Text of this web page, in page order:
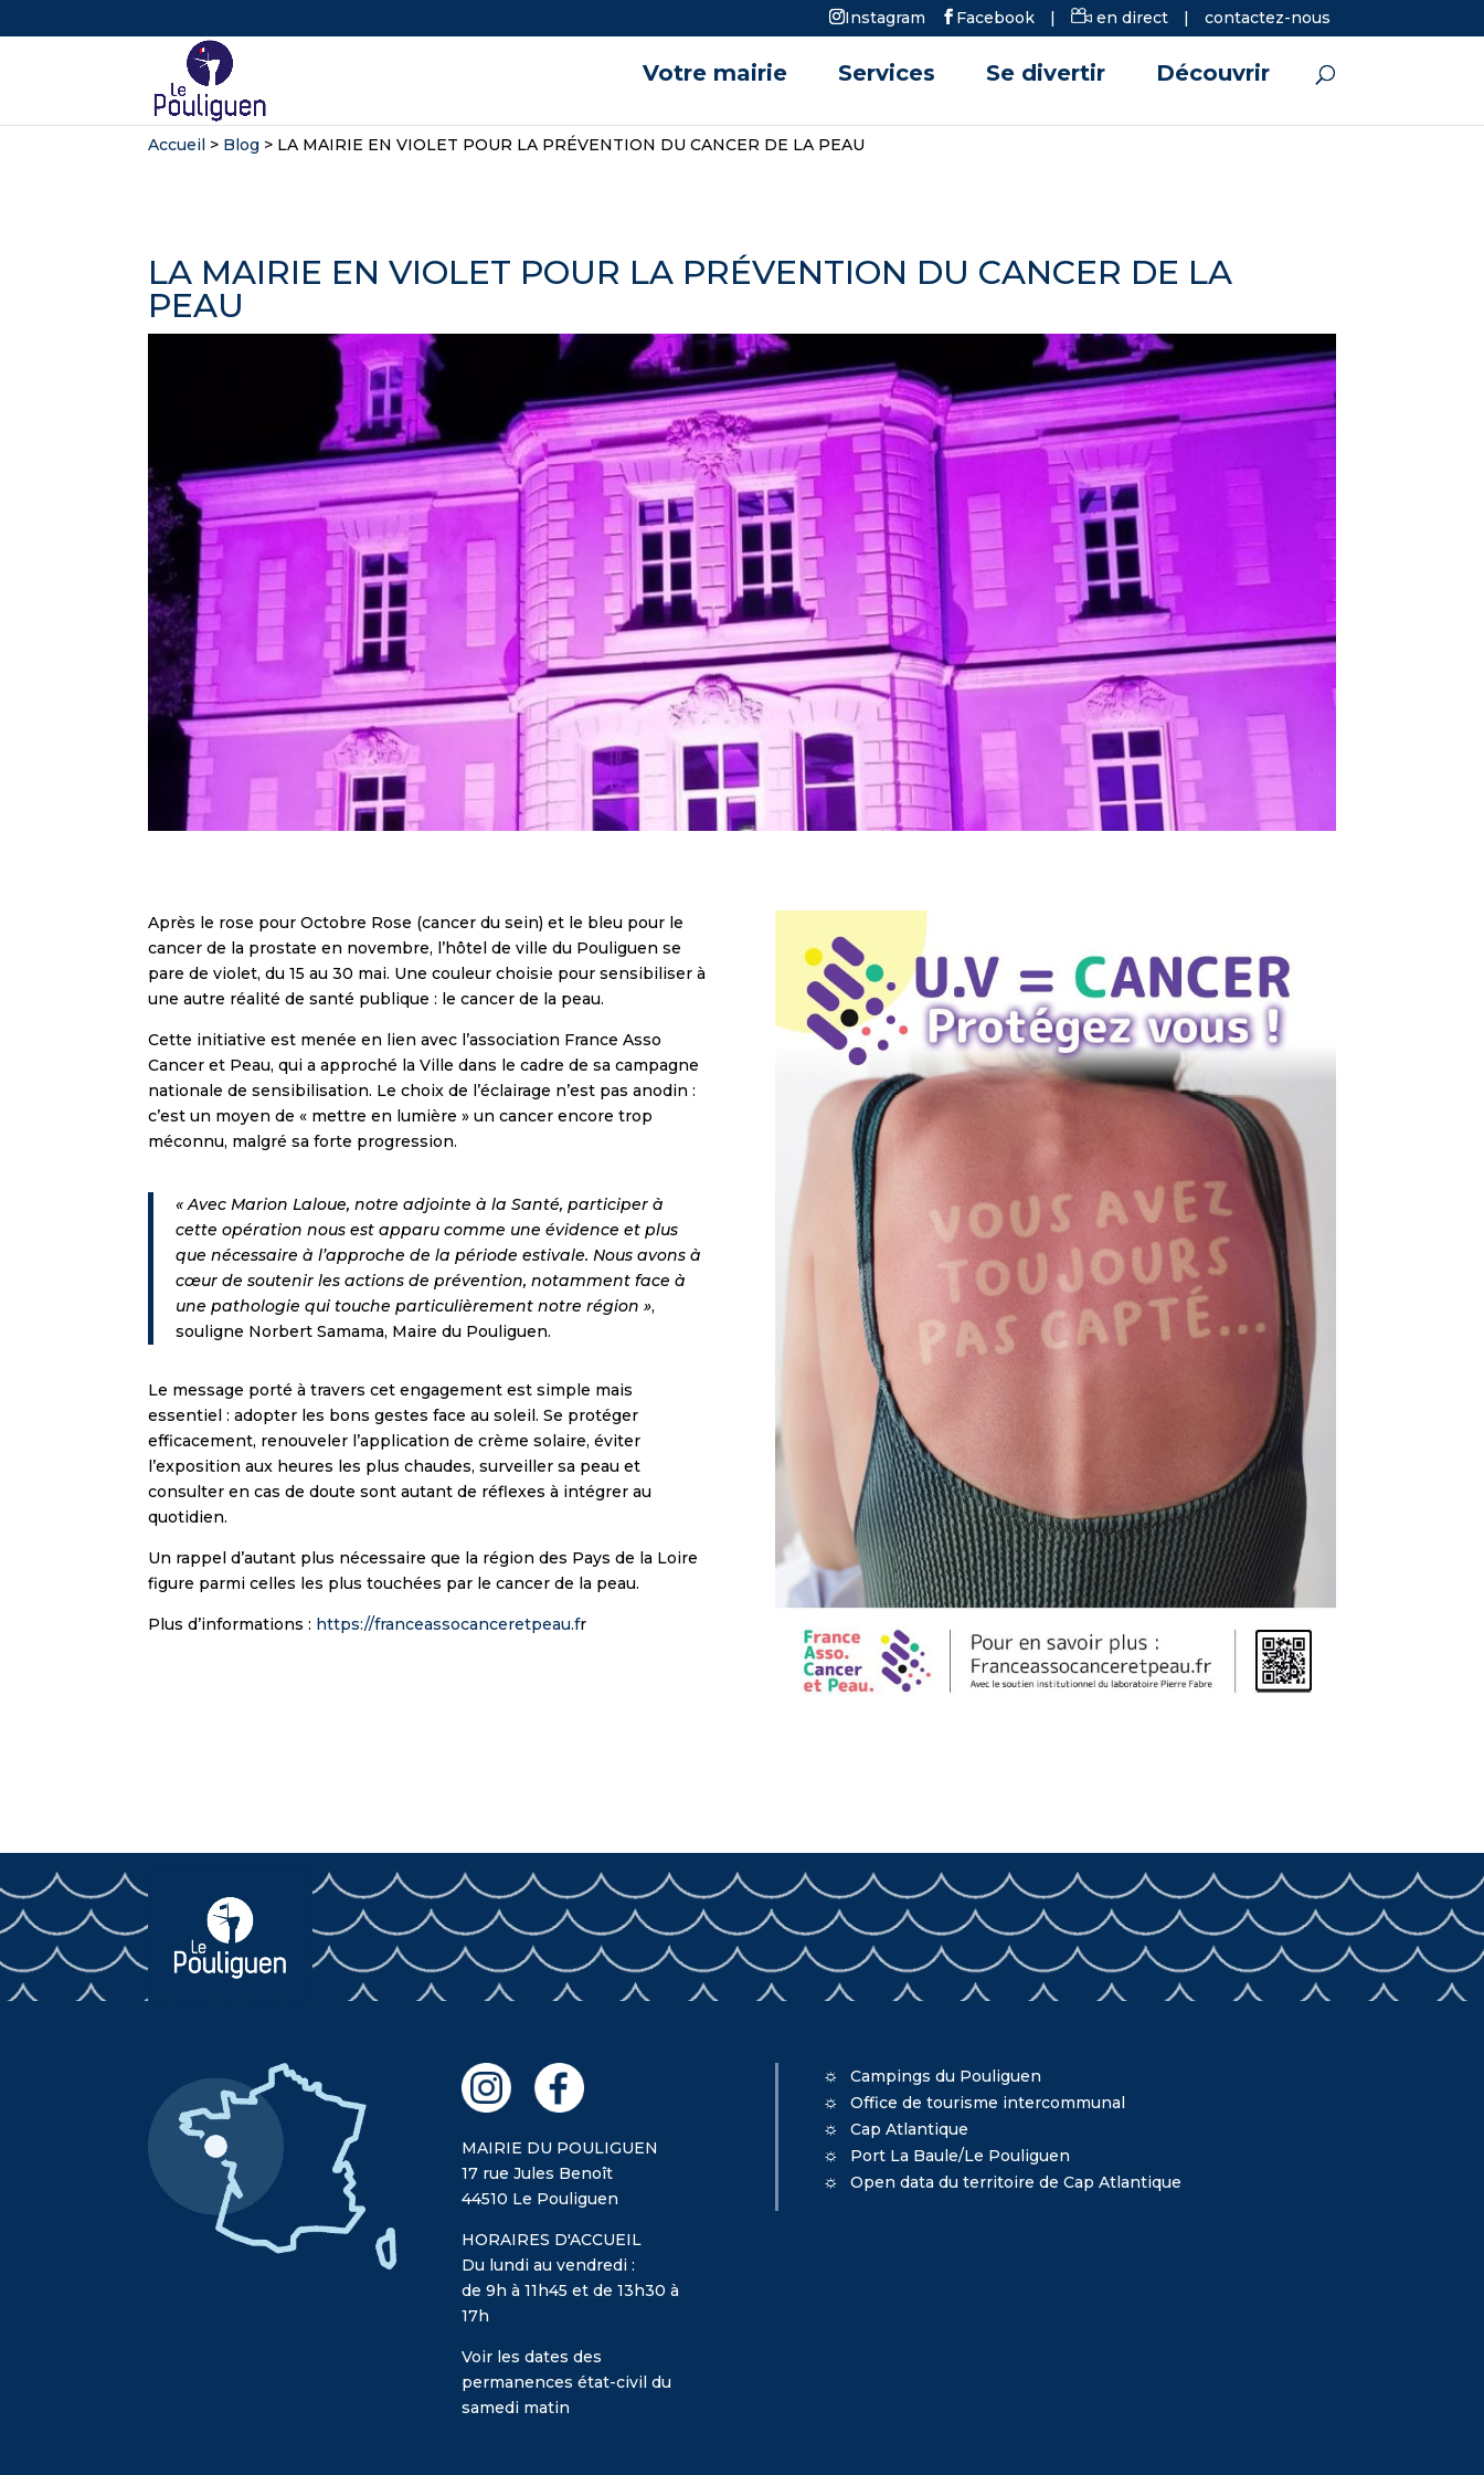
Instagram Facebook | en direct | contactez-nous
Votre mairie Services Se divertir Découvrir
Accueil > Blog > LA MAIRIE EN VIOLET POUR LA PRÉVENTION DU CANCER DE LA PEAU
LA MAIRIE EN VIOLET POUR LA PRÉVENTION DU CANCER DE LA
PEAU
Après le rose pour Octobre Rose (cancer du sein) et le bleu pour le
cancer de la prostate en novembre, l’hôtel de ville du Pouliguen se
pare de violet, du 15 au 30 mai. Une couleur choisie pour sensibiliser à
une autre réalité de santé publique : le cancer de la peau.
Cette initiative est menée en lien avec l’association France Asso
Cancer et Peau, qui a approché la Ville dans le cadre de sa campagne
nationale de sensibilisation. Le choix de l’éclairage n’est pas anodin :
c’est un moyen de « mettre en lumière » un cancer encore trop
méconnu, malgré sa forte progression.
« Avec Marion Laloue, notre adjointe à la Santé, participer à
cette opération nous est apparu comme une évidence et plus
que nécessaire à l’approche de la période estivale. Nous avons à
cœur de soutenir les actions de prévention, notamment face à
une pathologie qui touche particulièrement notre région »,
souligne Norbert Samama, Maire du Pouliguen.
Le message porté à travers cet engagement est simple mais
essentiel : adopter les bons gestes face au soleil. Se protéger
efficacement, renouveler l’application de crème solaire, éviter
l’exposition aux heures les plus chaudes, surveiller sa peau et
consulter en cas de doute sont autant de réflexes à intégrer au
quotidien.
Un rappel d’autant plus nécessaire que la région des Pays de la Loire
figure parmi celles les plus touchées par le cancer de la peau.
Plus d’informations : https://franceassocanceretpeau.fr
MAIRIE DU POULIGUEN
17 rue Jules Benoît
44510 Le Pouliguen
HORAIRES D'ACCUEIL
Du lundi au vendredi :
de 9h à 11h45 et de 13h30 à
17h
Voir les dates des
permanences état-civil du
samedi matin
Campings du Pouliguen
Office de tourisme intercommunal
Cap Atlantique
Port La Baule/Le Pouliguen
Open data du territoire de Cap Atlantique